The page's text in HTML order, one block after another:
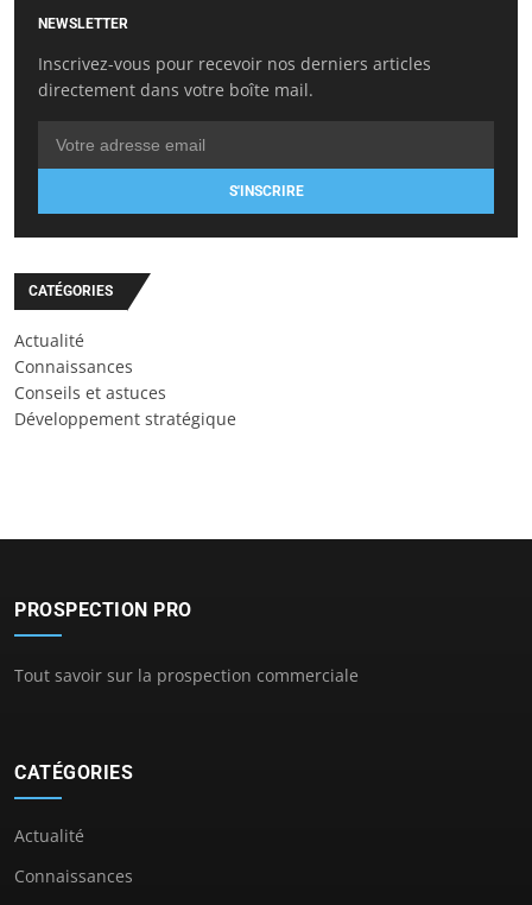
NEWSLETTER
Inscrivez-vous pour recevoir nos derniers articles
directement dans votre boîte mail.
S'INSCRIRE
CATÉGORIES
Actualité
Connaissances
Conseils et astuces
Développement stratégique
PROSPECTION PRO
Tout savoir sur la prospection commerciale
CATÉGORIES
Actualité
Connaissances